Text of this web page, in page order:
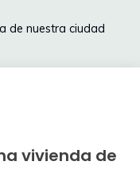
de nuestra ciudad
vivienda de